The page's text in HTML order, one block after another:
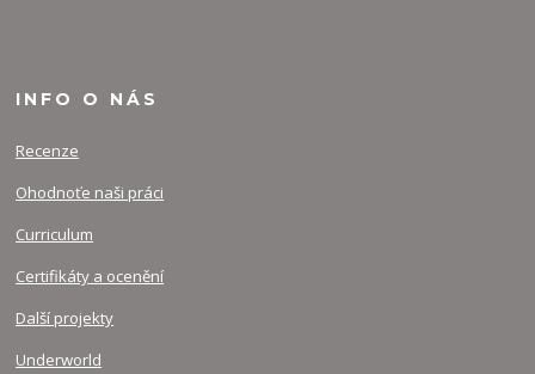
INFO O NÁS
Recenze
Ohodnoťe naši práci
Curriculum
Certifikáty a ocenění
Další projekty
Underworld